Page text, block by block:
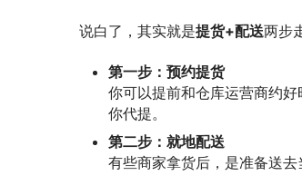
说白了，其实就是提货+配送两步
第一步：预约提货
你可以提前和仓库运营商约
你代提。
第二步：就地配送
有些商家拿货后，是准备送